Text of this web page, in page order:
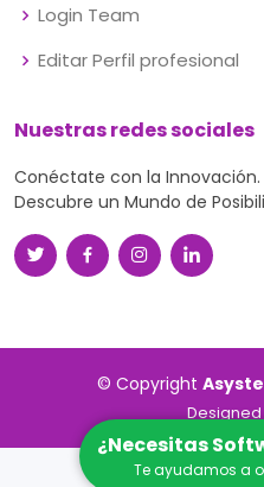
Login Team
Editar Perfil profesional
Nuestras redes sociales
Conéctate con la Innovación.
Descubre un Mundo de
© Copyright
¿Necesitas
Te ayudamos a